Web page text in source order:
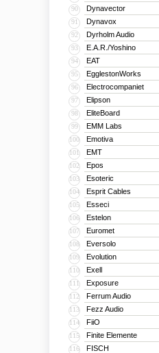
90 Dynavector
91 Dynavox
92 Dyrholm Audio
93 E.A.R./Yoshino
94 EAT
95 EgglestonWorks
96 Electrocompaniet
97 Elipson
98 EliteBoard
99 EMM Labs
100 Emotiva
101 EMT
102 Epos
103 Esoteric
104 Esprit Cables
105 Esseci
106 Estelon
107 Euromet
108 Eversolo
109 Evolution
110 Exell
111 Exposure
112 Ferrum Audio
113 Fezz Audio
114 FiiO
115 Finite Elemente
116 FISCH